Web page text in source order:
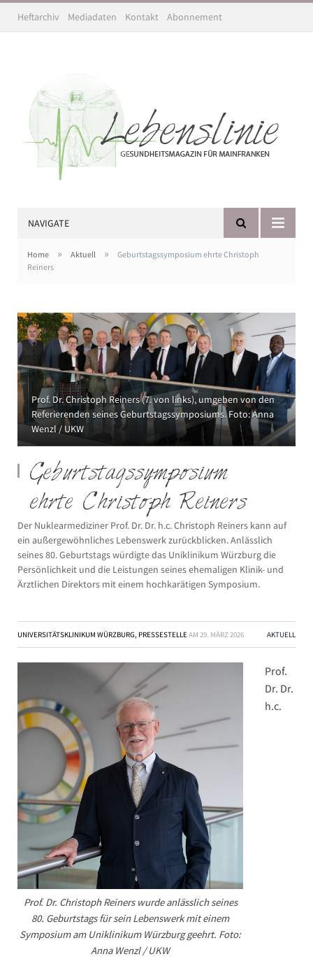
Heftarchiv Mediadaten Kontakt Abonnement
NAVIGATE
Home » Aktuell »
Geburtstagssymposium ehrte Christoph
Reiners
Prof. Dr. Christoph Reiners (7. von links), umgeben von den
Referierenden seines Geburtstagssymposiums. Foto: Anna
Wenzl / UKW
Geburtstagssymposium
ehrte Christoph Reiners
Der Nuklearmediziner Prof. Dr. Dr. h.c. Christoph Reiners kann auf
ein außergewöhnliches Lebenswerk zurückblicken. Anlässlich
seines 80. Geburtstags würdigte das Uniklinikum Würzburg die
Persönlichkeit und die Leistungen seines ehemaligen Klinik- und
Ärztlichen Direktors mit einem hochkarätigen Symposium.
UNIVERSITÄTSKLINIKUM WÜRZBURG, PRESSESTELLEAM 29. MÄRZ 2026 AKTUELL
Prof. Dr. Christoph Reiners wurde anlässlich seines
80. Geburtstags für sein Lebenswerk mit einem
Symposium am Uniklinikum Würzburg geehrt. Foto:
Anna Wenzl / UKW
Prof.
Dr. Dr.
h.c.